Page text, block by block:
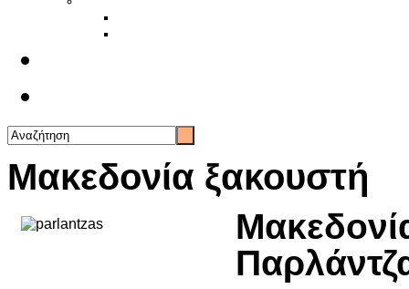
Μακεδονία ξακουστή